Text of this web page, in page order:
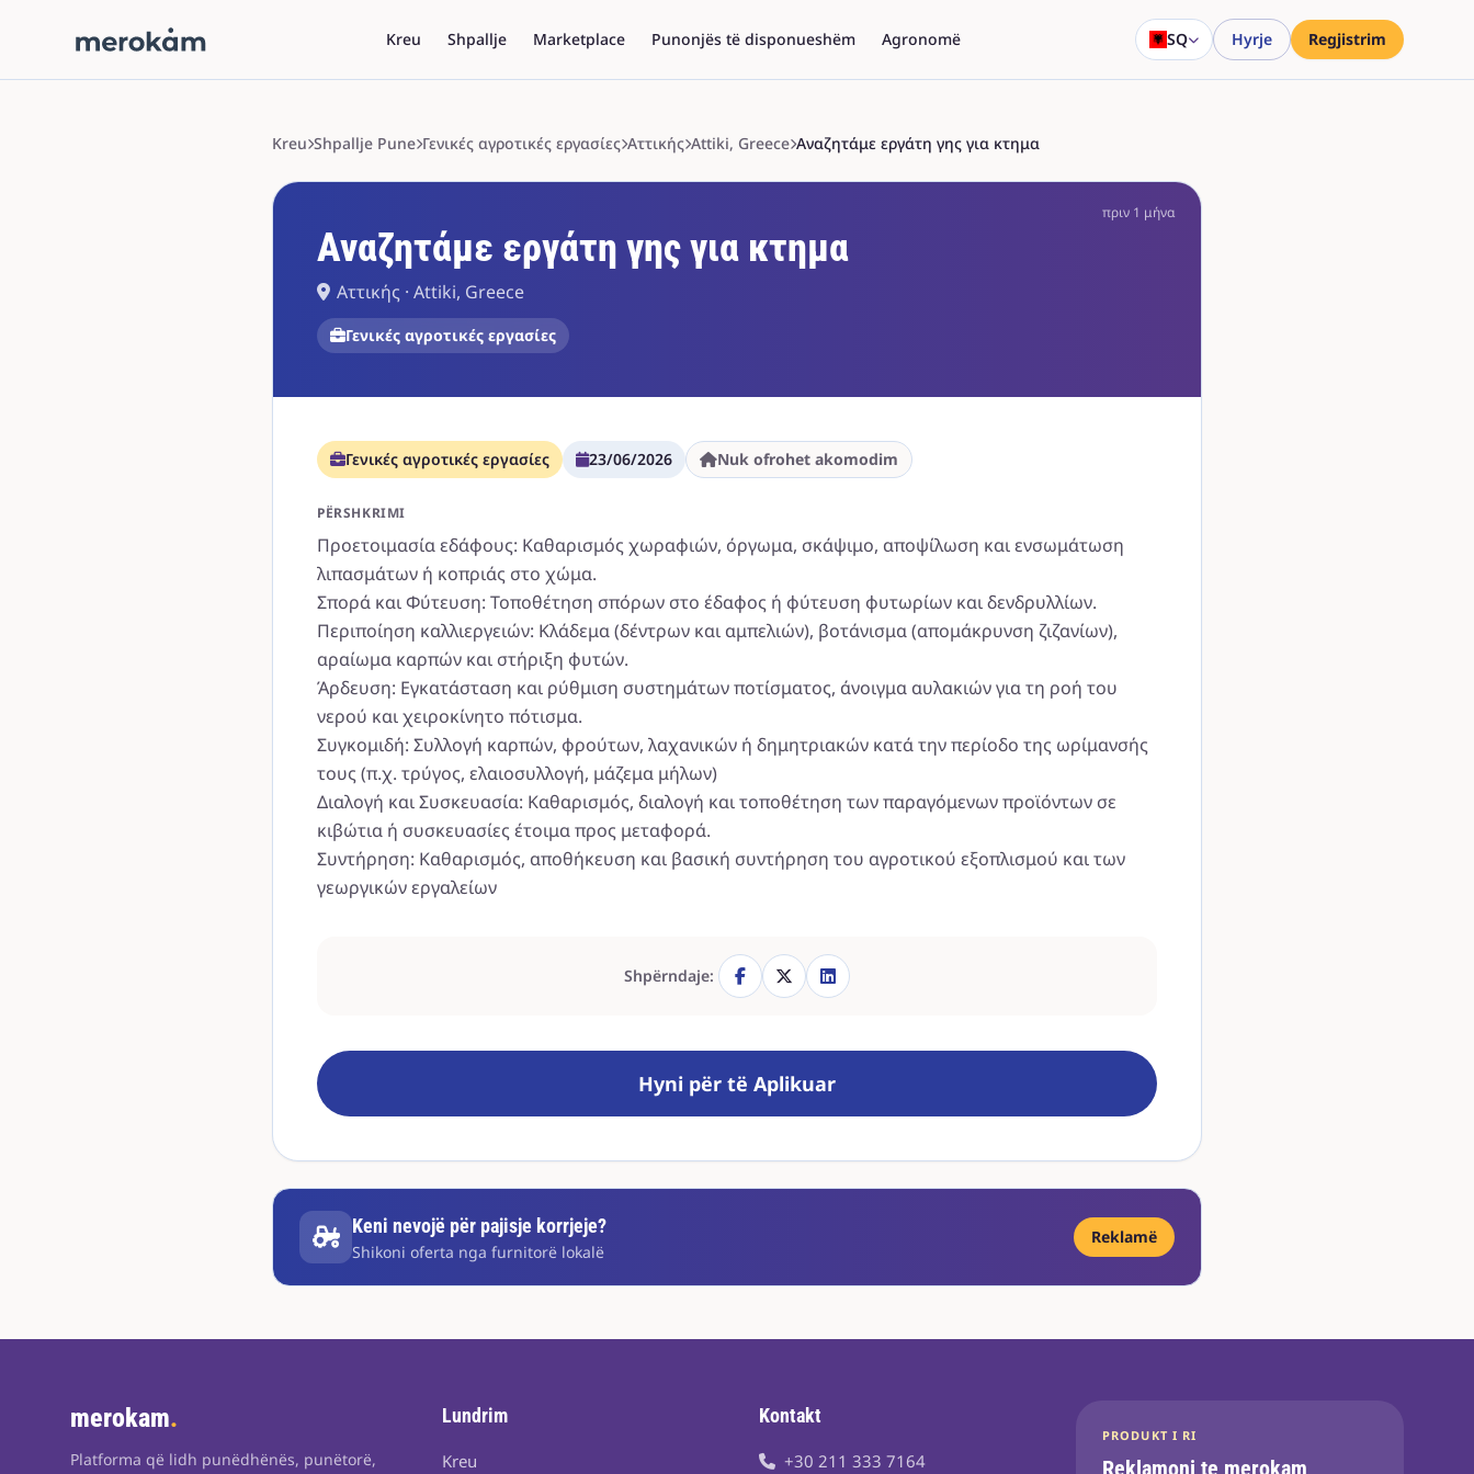
Kreu Shpallje Marketplace Punonjës të disponueshëm Agronomë SQ Hyrje Regjistrim
Kreu Shpallje Pune Γενικές αγροτικές εργασίες Αττικής Attiki, Greece Αναζητάμε εργάτη γης για κτημα
πριν 1 μήνα
Αναζητάμε εργάτη γης για κτημα
Αττικής · Attiki, Greece
Γενικές αγροτικές εργασίες
Γενικές αγροτικές εργασίες 23/06/2026 Nuk ofrohet akomodim
PËRSHKRIMI
Προετοιμασία εδάφους: Καθαρισμός χωραφιών, όργωμα, σκάψιμο, αποψίλωση και ενσωμάτωση
λιπασμάτων ή κοπριάς στο χώμα.
Σπορά και Φύτευση: Τοποθέτηση σπόρων στο έδαφος ή φύτευση φυτωρίων και δενδρυλλίων.
Περιποίηση καλλιεργειών: Κλάδεμα (δέντρων και αμπελιών), βοτάνισμα (απομάκρυνση ζιζανίων),
αραίωμα καρπών και στήριξη φυτών.
Άρδευση: Εγκατάσταση και ρύθμιση συστημάτων ποτίσματος, άνοιγμα αυλακιών για τη ροή του
νερού και χειροκίνητο πότισμα.
Συγκομιδή: Συλλογή καρπών, φρούτων, λαχανικών ή δημητριακών κατά την περίοδο της ωρίμανσής
τους (π.χ. τρύγος, ελαιοσυλλογή, μάζεμα μήλων)
Διαλογή και Συσκευασία: Καθαρισμός, διαλογή και τοποθέτηση των παραγόμενων προϊόντων σε
κιβώτια ή συσκευασίες έτοιμα προς μεταφορά.
Συντήρηση: Καθαρισμός, αποθήκευση και βασική συντήρηση του αγροτικού εξοπλισμού και των
γεωργικών εργαλείων
Shpërndaje:
Hyni për të Aplikuar
Keni nevojë për pajisje korrjeje?
Shikoni oferta nga furnitorë lokalë
Reklamë
merokam.
Platforma që lidh punëdhënës, punëtorë,
Lundrim
Kreu
Kontakt
+30 211 333 7164
PRODUKT I RI
Reklamoni te merokam